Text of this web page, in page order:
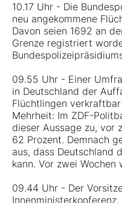
10.17 Uhr - Die
neu angekommene
Davon seien 1692 an
Grenze registriert
09.55 Uhr - Einer
in Deutschland der
Flüchtlingen
Mehrheit: Im ZDF-
dieser Aussage zu, vor
62 Prozent. Demnach
aus, dass Deutschland
kann. Vor zwei
09.44 Uhr - Der